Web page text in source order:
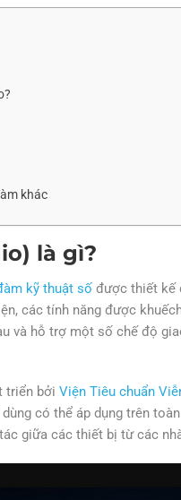
khác
là gì?
kỹ thuật sốđược thiết kế
các tính năng được
và hỗ trợ một số chế độ
triển bởi Viện Tiêu chuẩn
có thể áp dụng trên
giữa các thiết bị từ các